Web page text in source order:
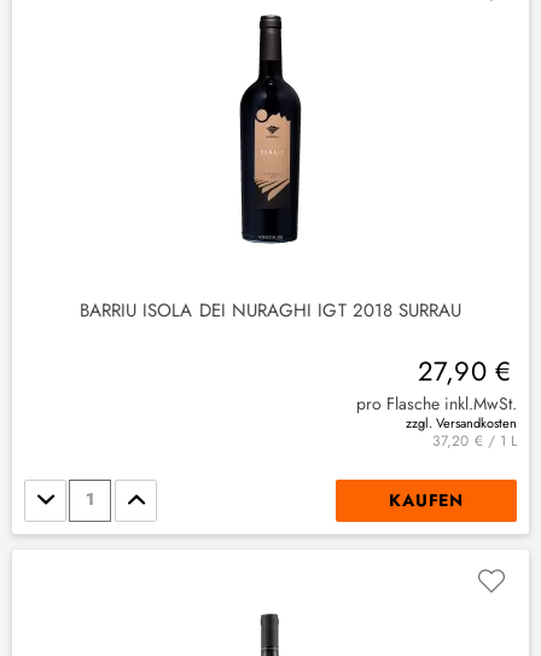
BARRIU ISOLA DEI NURAGHI IGT 2018 SURRAU
27,90 €
pro Flasche inkl.MwSt.
zzgl. Versandkosten
37,20 € / 1 L
Stückzahl KAUFEN